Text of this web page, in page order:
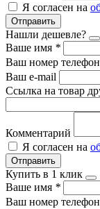
Я согласен на
Отправить
Нашли дешевле?
Ваше имя *
Ваш номер
Ваш e-mail
Ссылка на товар
Комментарий
Я согласен на
Отправить
Купить в 1 клик
Ваше имя *
Ваш номер